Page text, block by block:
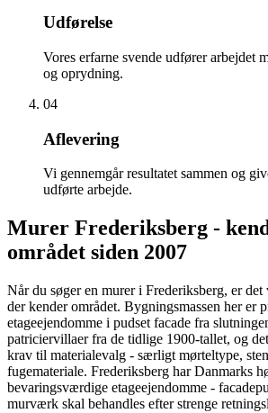
Udførelse
Vores erfarne svende udfører arbejdet
og oprydning.
04
Aflevering
Vi gennemgår resultatet sammen og
udførte arbejde.
Murer Frederiksberg -
området siden 2007
Når du søger en murer i Frederiksberg, er
der kender området. Bygningsmassen her er
etageejendomme i pudset facade fra
patriciervillaer fra de tidlige 1900-tallet, og
krav til materialevalg - særligt mørteltype,
fugemateriale. Frederiksberg har Danmarks
bevaringsværdige etageejendomme -
murværk skal behandles efter strenge